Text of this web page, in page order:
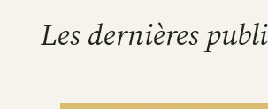
Les dernières